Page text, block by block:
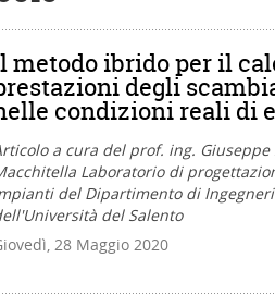
metodo ibrido per il
degli
condizioni reali di
a cura del prof. ing. Giuseppe
Laboratorio di
del Dipartimento di
del Salento
28 Maggio 2020